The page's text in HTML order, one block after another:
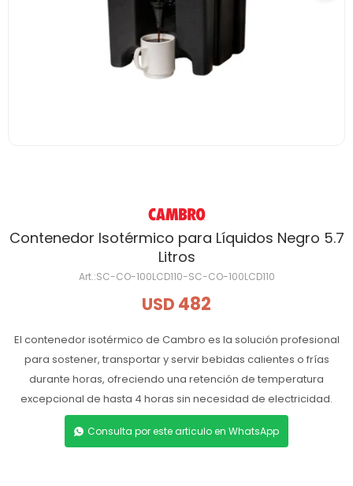
Contenedor Isotérmico para Líquidos Negro 5.7
Litros
SC-CO-100LCD110-SC-CO-100LCD110
USD 482
El contenedor isotérmico de Cambro es la solución profesional
para sostener, transportar y servir bebidas calientes o frías
durante horas, ofreciendo una retención de temperatura
excepcional de hasta 4 horas sin necesidad de electricidad.
Consulta por este articulo en WhatsApp